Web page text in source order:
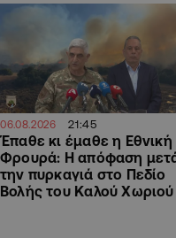
06.08.2026 21:45
Έπαθε κι έμαθε η Εθνική
Φρουρά: Η απόφαση
την πυρκαγιά στο Πεδίο
Βολής του Καλού Χωριού